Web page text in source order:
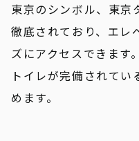
東京のシンボル、東京
徹底されており、エレ
ズにアクセスできます
トイレが完備されてい
めます。